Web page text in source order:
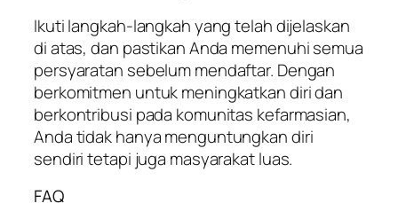
Ikuti langkah-langkah yang telah dijelaskan
di atas, dan pastikan Anda memenuhi semua
persyaratan sebelum mendaftar. Dengan
berkomitmen untuk meningkatkan diri dan
berkontribusi pada komunitas kefarmasian,
Anda tidak hanya menguntungkan diri
sendiri tetapi juga masyarakat luas.
FAQ